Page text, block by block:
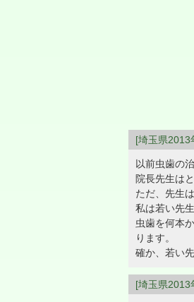
[埼玉県
以前虫歯の
院長先生は
ただ、先生
私は若い先
虫歯を何本
ります。
確か、若い
[埼玉県